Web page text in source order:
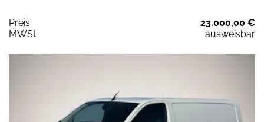
Preis:
23.000,00 €
MWSt:
ausweisbar